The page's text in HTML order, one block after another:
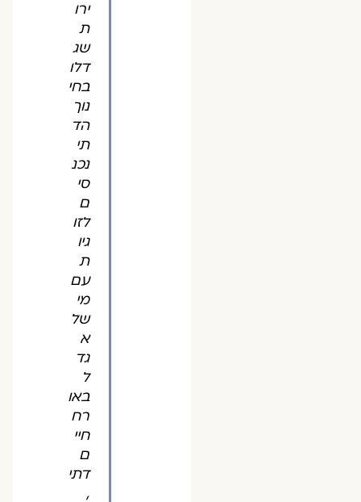
ירו
ת
שג
דלו
בחי
נוך
הד
תי
נכנ
סי
ם
לזו
גיו
ת
עם
מי
של
א
גד
ל
באו
רח
חיי
ם
דתי